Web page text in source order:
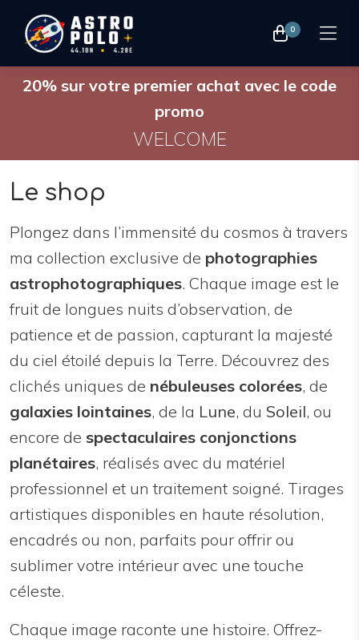
0
20% sur votre premier achat avec le code
promo
WELCOME
Le shop
Plongez dans l’immensité du cosmos à travers
ma collection exclusive de photographies
astrophotographiques. Chaque image est le
fruit de longues nuits d’observation, de
patience et de passion, capturant la majesté
du ciel étoilé depuis la Terre. Découvrez des
clichés uniques de nébuleuses colorées, de
galaxies lointaines, de la Lune, du Soleil, ou
encore de spectaculaires conjonctions
planétaires, réalisés avec du matériel
professionnel et un traitement soigné. Tirages
artistiques disponibles en haute résolution,
encadrés ou non, parfaits pour offrir ou
sublimer votre intérieur avec une touche
céleste.
Chaque image raconte une histoire. Offrez-